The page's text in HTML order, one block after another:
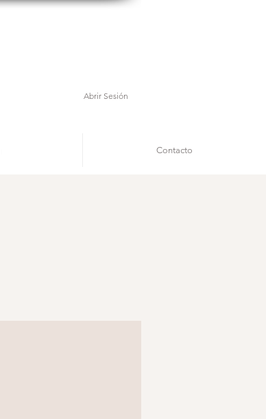
Abrir Sesión
Contacto